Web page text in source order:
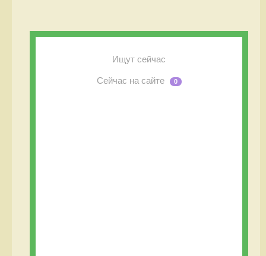
Ищут сейчас
Сейчас на сайте 0